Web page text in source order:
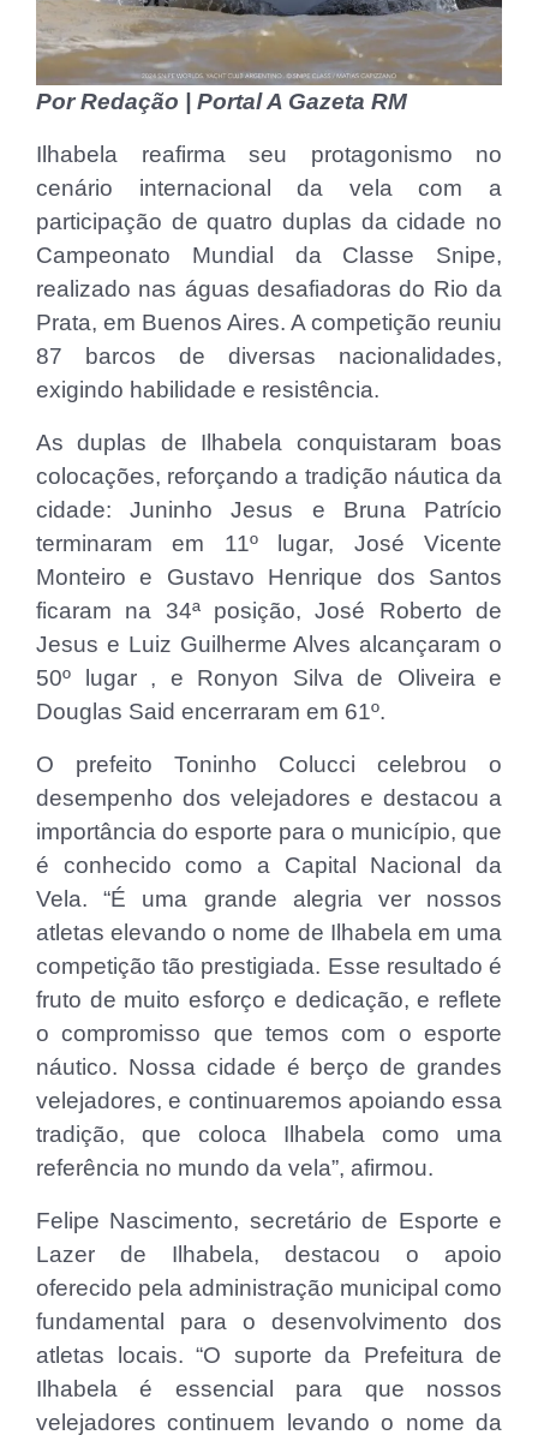
Por Redação | Portal A Gazeta RM
Ilhabela reafirma seu protagonismo no
cenário internacional da vela com a
participação de quatro duplas da cidade no
Campeonato Mundial da Classe Snipe,
realizado nas águas desafiadoras do Rio da
Prata, em Buenos Aires. A competição reuniu
87 barcos de diversas nacionalidades,
exigindo habilidade e resistência.
As duplas de Ilhabela conquistaram boas
colocações, reforçando a tradição náutica da
cidade: Juninho Jesus e Bruna Patrício
terminaram em 11º lugar, José Vicente
Monteiro e Gustavo Henrique dos Santos
ficaram na 34ª posição, José Roberto de
Jesus e Luiz Guilherme Alves alcançaram o
50º lugar , e Ronyon Silva de Oliveira e
Douglas Said encerraram em 61º.
O prefeito Toninho Colucci celebrou o
desempenho dos velejadores e destacou a
importância do esporte para o município, que
é conhecido como a Capital Nacional da
Vela. “É uma grande alegria ver nossos
atletas elevando o nome de Ilhabela em uma
competição tão prestigiada. Esse resultado é
fruto de muito esforço e dedicação, e reflete
o compromisso que temos com o esporte
náutico. Nossa cidade é berço de grandes
velejadores, e continuaremos apoiando essa
tradição, que coloca Ilhabela como uma
referência no mundo da vela”, afirmou.
Felipe Nascimento, secretário de Esporte e
Lazer de Ilhabela, destacou o apoio
oferecido pela administração municipal como
fundamental para o desenvolvimento dos
atletas locais. “O suporte da Prefeitura de
Ilhabela é essencial para que nossos
velejadores continuem levando o nome da